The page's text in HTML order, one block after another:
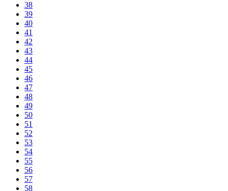
38
39
40
41
42
43
44
45
46
47
48
49
50
51
52
53
54
55
56
57
58